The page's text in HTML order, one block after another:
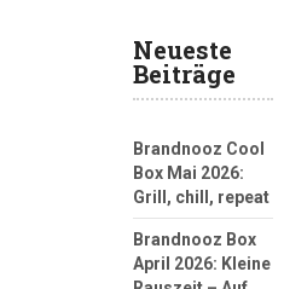
Neueste
Beiträge
Brandnooz Cool
Box Mai 2026:
Grill, chill, repeat
Brandnooz Box
April 2026: Kleine